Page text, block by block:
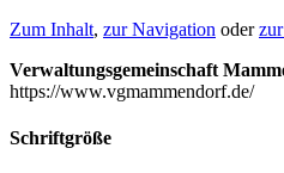
Zum Inhalt, zur Navigation oder
Verwaltungsgemeinschaft
https://www.vgmammendorf.de/
Schriftgröße